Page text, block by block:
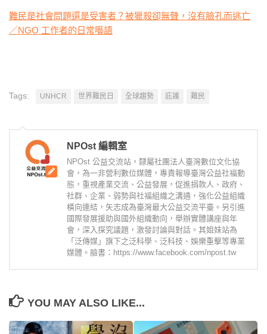
難民是社會問題還是受害者？被獵殺卻無聲，沒有臉孔而逃亡
／NGO 工作者的日常囈語
Tags: UNHCR 世界難民日 全球趨勢 庇護 難民
NPOst 編輯室
NPOst 公益交流站，隸屬社團法人臺灣數位文化協
會，為一非營利數位媒體，專責報導臺灣公益社福動
態，重視產業交流、公益發展，促進捐款人、政府、
社群、企業、弱勢與社福組織之溝通，強化公益組織
橫向連結，矢志成為臺灣最大公益交流平臺。另引進
國際發展援助與國外組織動向，舉辦實體講座與年
會，深入探究議題，激發討論與對話。其姐妹站為
「泛傳媒」旗下之泛科學、泛科技、娛樂重擊等專業
媒體。臉書：https://www.facebook.com/npost.tw
YOU MAY ALSO LIKE...